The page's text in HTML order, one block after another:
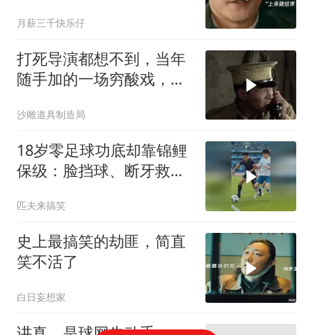
月薪三千快乐仔
打死导演都想不到，当年
随手加的一场穷酸戏，竟
沙雕道具制造局
18岁零足球功底却靠锦鲤
保级：脸挡球、断牙救
匹夫来搞笑
史上最搞笑的劫匪，简直
笑不活了
白日妄想家